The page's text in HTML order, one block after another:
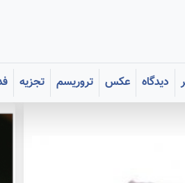
دیدگاه عکس تروریسم تجزیه